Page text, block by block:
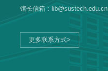
更多联系方式>
馆长信箱：lib@sustech.edu.cn